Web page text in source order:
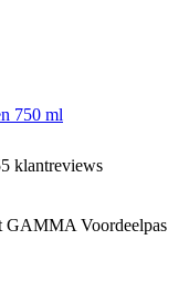
750 ml
klantreviews
GAMMA Voordeelpas